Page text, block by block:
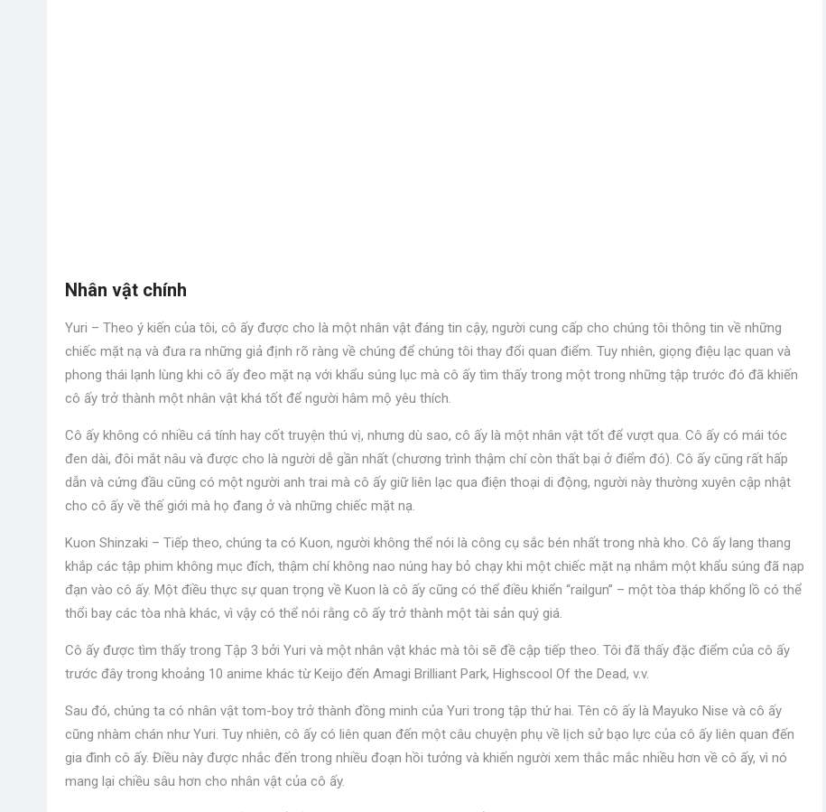
Nhân vật chính
Yuri – Theo ý kiến ​​​​của tôi, cô ấy được cho là một nhân vật đáng tin cậy, người cung cấp cho chúng tôi thông tin về những
chiếc mặt nạ và đưa ra những giả định rõ ràng về chúng để chúng tôi thay đổi quan điểm. Tuy nhiên, giọng điệu lạc quan và
phong thái lạnh lùng khi cô ấy đeo mặt nạ với khẩu súng lục mà cô ấy tìm thấy trong một trong những tập trước đó đã khiến
cô ấy trở thành một nhân vật khá tốt để người hâm mộ yêu thích.
Cô ấy không có nhiều cá tính hay cốt truyện thú vị, nhưng dù sao, cô ấy là một nhân vật tốt để vượt qua. Cô ấy có mái tóc
đen dài, đôi mắt nâu và được cho là người dễ gần nhất (chương trình thậm chí còn thất bại ở điểm đó). Cô ấy cũng rất hấp
dẫn và cứng đầu cũng có một người anh trai mà cô ấy giữ liên lạc qua điện thoại di động, người này thường xuyên cập nhật
cho cô ấy về thế giới mà họ đang ở và những chiếc mặt nạ.
Kuon Shinzaki – Tiếp theo, chúng ta có Kuon, người không thể nói là công cụ sắc bén nhất trong nhà kho. Cô ấy lang thang
khắp các tập phim không mục đích, thậm chí không nao núng hay bỏ chạy khi một chiếc mặt nạ nhắm một khẩu súng đã nạp
đạn vào cô ấy. Một điều thực sự quan trọng về Kuon là cô ấy cũng có thể điều khiển “railgun” – một tòa tháp khổng lồ có thể
thổi bay các tòa nhà khác, vì vậy có thể nói rằng cô ấy trở thành một tài sản quý giá.
Cô ấy được tìm thấy trong Tập 3 bởi Yuri và một nhân vật khác mà tôi sẽ đề cập tiếp theo. Tôi đã thấy đặc điểm của cô ấy
trước đây trong khoảng 10 anime khác từ Keijo đến Amagi Brilliant Park, Highscool Of the Dead, v.v.
Sau đó, chúng ta có nhân vật tom-boy trở thành đồng minh của Yuri trong tập thứ hai. Tên cô ấy là Mayuko Nise và cô ấy
cũng nhàm chán như Yuri. Tuy nhiên, cô ấy có liên quan đến một câu chuyện phụ về lịch sử bạo lực của cô ấy liên quan đến
gia đình cô ấy. Điều này được nhắc đến trong nhiều đoạn hồi tưởng và khiến người xem thắc mắc nhiều hơn về cô ấy, vì nó
mang lại chiều sâu hơn cho nhân vật của cô ấy.